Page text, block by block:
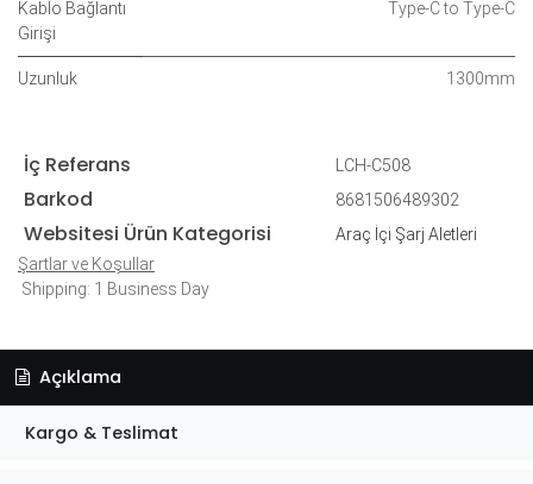
Kablo Bağlantı
Girişi
Type-C to Type-C
Uzunluk 1300mm
İç Referans LCH-C508
Barkod 8681506489302
Websitesi Ürün Kategorisi
Araç İçi Şarj Aletleri
Şartlar ve Koşullar
Shipping: 1 Business Day
Açıklama
Kargo & Teslimat